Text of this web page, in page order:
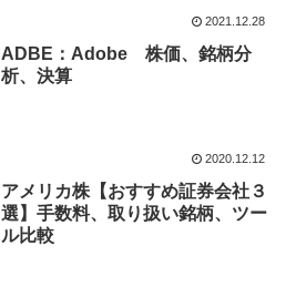
2021.12.28
ADBE：Adobe 株価、銘柄分
析、決算
2020.12.12
アメリカ株【おすすめ証券会社３
選】手数料、取り扱い銘柄、ツー
ル比較